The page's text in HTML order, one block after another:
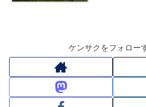
ケンサクをフォロー